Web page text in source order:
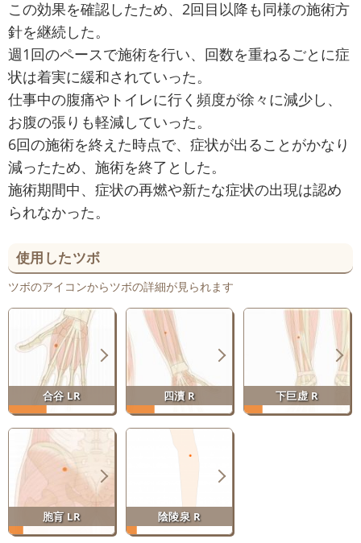
この効果を確認したため、2回目以降も同様の施術方
針を継続した。
週1回のペースで施術を行い、回数を重ねるごとに症
状は着実に緩和されていった。
仕事中の腹痛やトイレに行く頻度が徐々に減少し、
お腹の張りも軽減していった。
6回の施術を終えた時点で、症状が出ることがかなり
減ったため、施術を終了とした。
施術期間中、症状の再燃や新たな症状の出現は認め
られなかった。
使用したツボ
ツボのアイコンからツボの詳細が見られます
合谷 LR 四瀆 R 下巨虚 R
胞肓 LR 陰陵泉 R